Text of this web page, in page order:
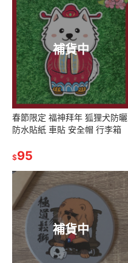
補貨中
春節限定 福神拜年 狐狸犬防曬
防水貼紙 車貼 安全帽 行李箱
$95
補貨中